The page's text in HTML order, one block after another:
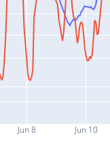
Jun 8 Jun 10